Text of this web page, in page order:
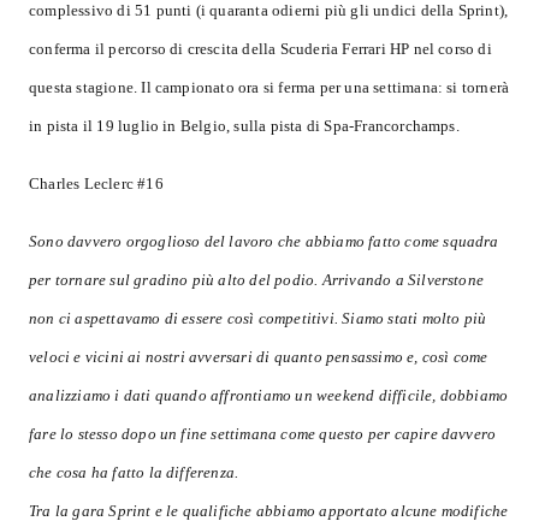
complessivo di 51 punti (i quaranta odierni più gli undici della Sprint),
conferma il percorso di crescita della Scuderia Ferrari HP nel corso di
questa stagione. Il campionato ora si ferma per una settimana: si tornerà
in pista il 19 luglio in Belgio, sulla pista di Spa-Francorchamps.
Charles Leclerc #16
Sono davvero orgoglioso del lavoro che abbiamo fatto come squadra
per tornare sul gradino più alto del podio. Arrivando a Silverstone
non ci aspettavamo di essere così competitivi. Siamo stati molto più
veloci e vicini ai nostri avversari di quanto pensassimo e, così come
analizziamo i dati quando affrontiamo un weekend difficile, dobbiamo
fare lo stesso dopo un fine settimana come questo per capire davvero
che cosa ha fatto la differenza.
Tra la gara Sprint e le qualifiche abbiamo apportato alcune modifiche